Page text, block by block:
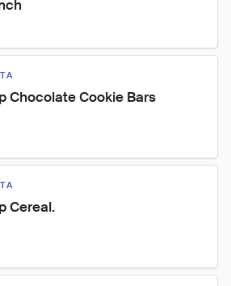
Chocolate Cookie Bars
Cereal.